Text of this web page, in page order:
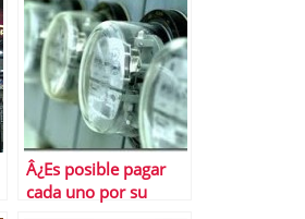
Â¿Es posible pagar
cada uno por su